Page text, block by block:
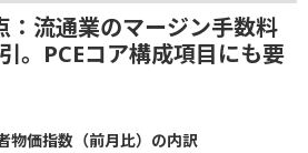
：流通業のマージン手数料
。PCEコア構成項目にも要
物価指数（前月比）の内訳